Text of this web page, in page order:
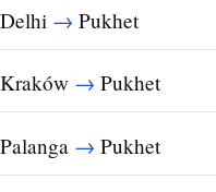
Delhi → Pukhet
Kraków → Pukhet
Palanga → Pukhet